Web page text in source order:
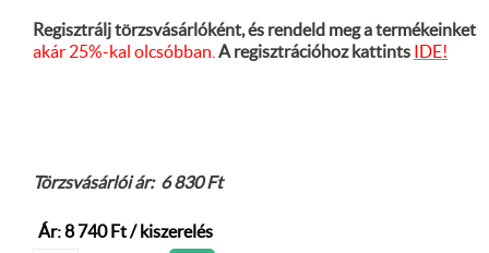
Regisztrálj törzsvásárlóként, és rendeld meg a termékeinket
akár 25%-kal olcsóbban. A regisztrációhoz kattints IDE!
Törzsvásárlói ár: 6 830 Ft
Ár: 8 740 Ft / kiszerelés